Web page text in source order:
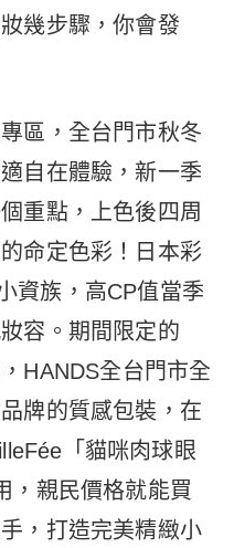
幾步驟，你會發
區，全台門市秋冬
自在體驗，新一季
重點，上色後四周
命定色彩！日本彩
資族，高CP值當季
容。期間限定的
HANDS全台門市全
牌的質感包裝，在
「貓咪肉球眼
，親民價格就能買
，打造完美精緻小